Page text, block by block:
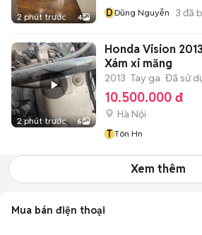
2 phút trước 4
DDũng Nguyễn 3 đã
2 phút trước 6
Honda Vision
Xám xi măng
2013 Tay ga Đã sử
10.500.000 đ
Hà Nội
T Tôn Hn
Xem thêm
Mua bán điện thoại